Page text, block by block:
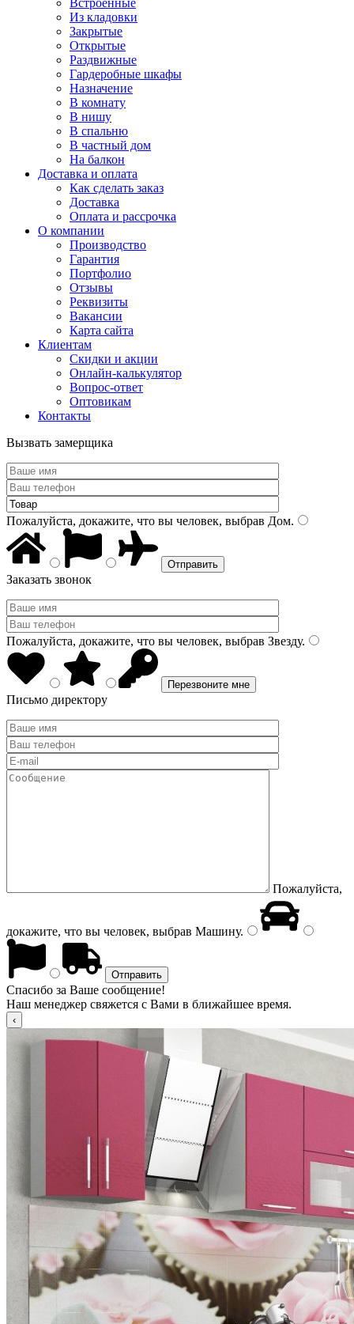
Встроенные
Из кладовки
Закрытые
Открытые
Раздвижные
Гардеробные шкафы
Назначение
В комнату
В нишу
В спальню
В частный дом
На балкон
Доставка и оплата
Как сделать заказ
Доставка
Оплата и рассрочка
О компании
Производство
Гарантия
Портфолио
Отзывы
Реквизиты
Вакансии
Карта сайта
Клиентам
Скидки и акции
Онлайн-калькулятор
Вопрос-ответ
Оптовикам
Контакты
Вызвать замерщика
Пожалуйста, докажите, что вы человек, выбрав Дом.
Заказать звонок
Пожалуйста, докажите, что вы человек, выбрав Звезду.
Письмо директору
Пожалуйста,
докажите, что вы человек, выбрав Машину.
Спасибо за Ваше сообщение!
Наш менеджер свяжется с Вами в ближайшее время.